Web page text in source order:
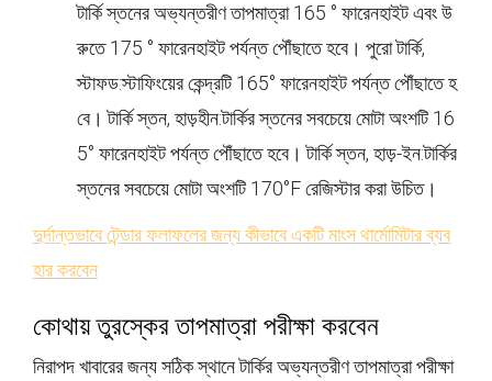
টার্কি স্তনের অভ্যন্তরীণ তাপমাত্রা 165 ° ফারেনহাইট এবং উ
রুতে 175 ° ফারেনহাইট পর্যন্ত পৌঁছাতে হবে। পুরো টার্কি,
স্টাফড:স্টাফিংয়ের কেন্দ্রটি 165° ফারেনহাইট পর্যন্ত পৌঁছাতে হ
বে। টার্কি স্তন, হাড়হীন:টার্কির স্তনের সবচেয়ে মোটা অংশটি 16
5° ফারেনহাইট পর্যন্ত পৌঁছাতে হবে। টার্কি স্তন, হাড়-ইন:টার্কির
স্তনের সবচেয়ে মোটা অংশটি 170°F রেজিস্টার করা উচিত।
দুর্দান্তভাবে টেন্ডার ফলাফলের জন্য কীভাবে একটি মাংস থার্মোমিটার ব্যব
হার করবেন
কোথায় তুরস্কের তাপমাত্রা পরীক্ষা করবেন
নিরাপদ খাবারের জন্য সঠিক স্থানে টার্কির অভ্যন্তরীণ তাপমাত্রা পরীক্ষা